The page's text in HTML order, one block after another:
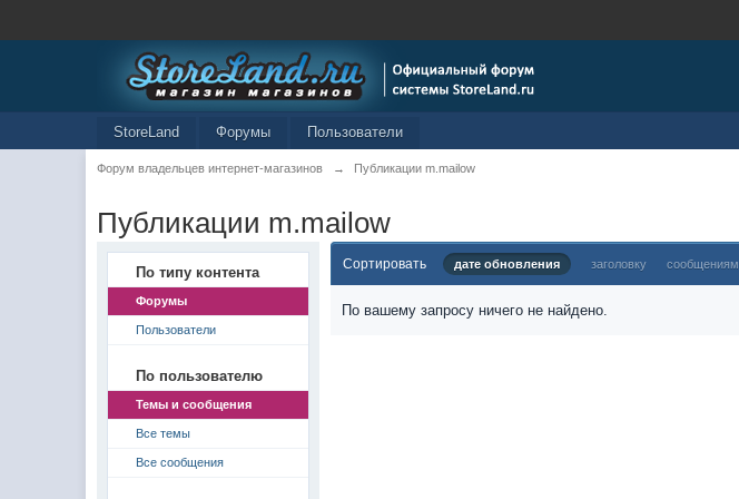
StoreLand Форумы Пользователи
Форум владельцев интернет-магазинов → Публикации m.mailow
Публикации m.mailow
По типу контента
Форумы
Пользователи
По пользователю
Темы и сообщения
Все темы
Все сообщения
Сортировать дате обновления заголовку сообщениям
По вашему запросу ничего не найдено.